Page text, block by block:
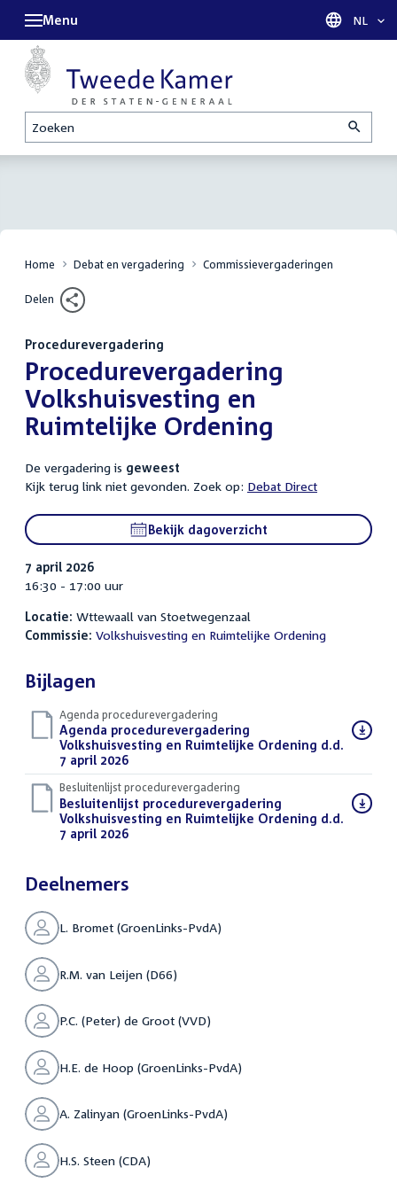
Zoeken
Menu Taal
NL
Home Debat en vergadering Commissievergaderingen
Delen
Procedurevergadering
:Procedurevergadering
Volkshuisvesting en
Ruimtelijke Ordening
De vergadering is geweest
Kijk terug link niet gevonden. Zoek op: Debat Direct
Bekijk dagoverzicht
7 april 2026
16:30 - 17:00 uur
Locatie: Wttewaall van Stoetwegenzaal
Commissie: Volkshuisvesting en Ruimtelijke Ordening
Bijlagen
Agenda procedurevergadering
Download
bestand:
Agenda procedurevergadering
Volkshuisvesting en Ruimtelijke Ordening d.d.
7 april 2026(PDF)
Besluitenlijst procedurevergadering
Download
bestand:
Besluitenlijst procedurevergadering
Volkshuisvesting en Ruimtelijke Ordening d.d.
7 april 2026(PDF)
Deelnemers
L. Bromet (GroenLinks-PvdA)
R.M. van Leijen (D66)
P.C. (Peter) de Groot (VVD)
H.E. de Hoop (GroenLinks-PvdA)
A. Zalinyan (GroenLinks-PvdA)
H.S. Steen (CDA)